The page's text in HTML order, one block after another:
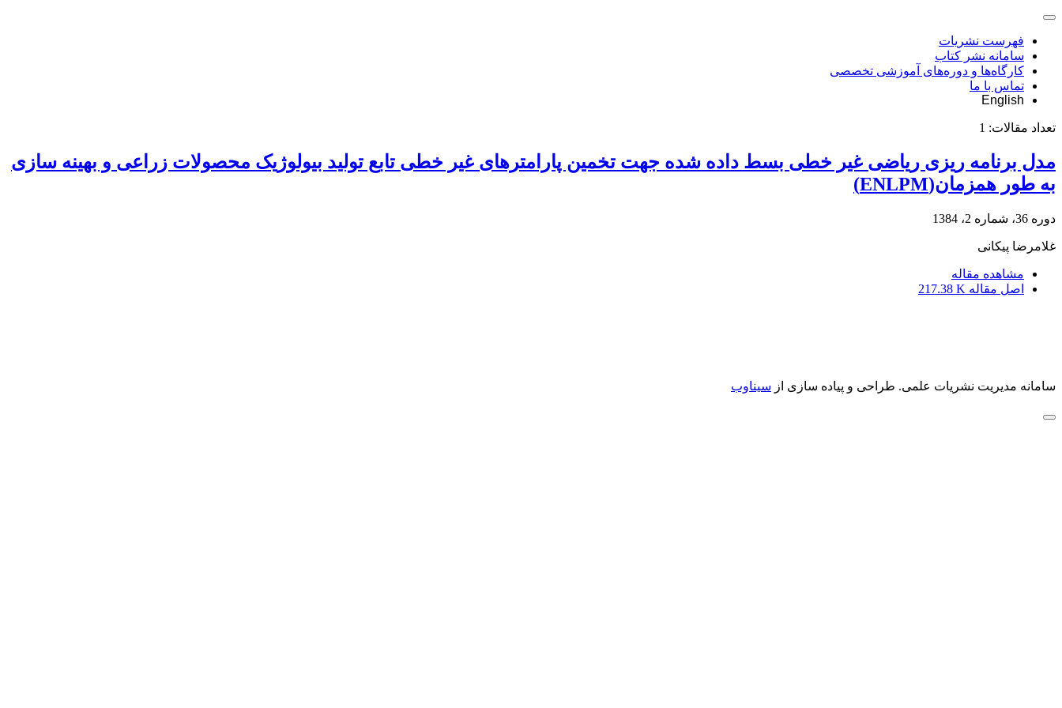
فهرست نشریات
سامانه نشر کتاب
کارگاه‌ها و دوره‌های آموزشی تخصصی
تماس با ما
English
تعداد مقالات: 1
مدل برنامه ریزی ریاضی غیر خطی بسط داده شده جهت تخمین پارامترهای غیر خطی تابع تولید بیولوژیک محصولات زراعی و بهینه سازی
به طور همزمان(ENLPM)
دوره 36، شماره 2، 1384
غلامرضا پیکانی
مشاهده مقاله
اصل مقاله 217.38 K
سامانه مدیریت نشریات علمی. طراحی و پیاده سازی از سیناوب